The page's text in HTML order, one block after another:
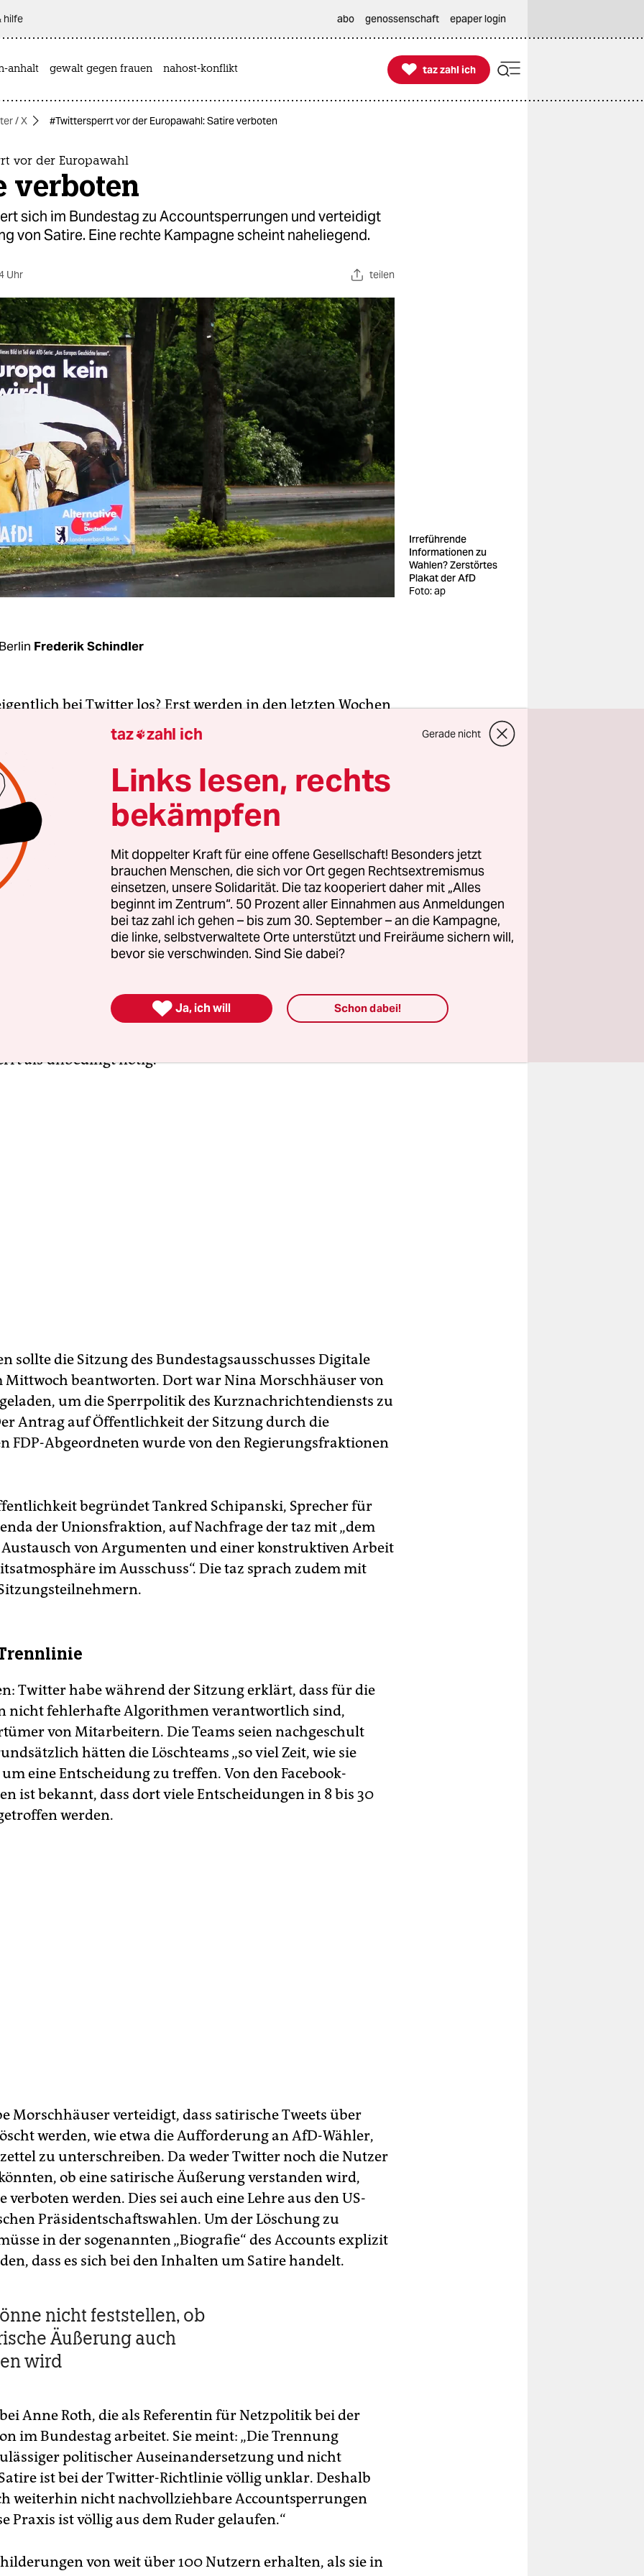
hilfe abo genossenschaft epaper login
anhalt gewalt gegen frauen nahost-konflikt 
taz zahl ich
taz zahl ich
/ X #Twittersperrt vor der Europawahl: Satire verboten
vor der Europawahl
verboten
sich im Bundestag zu Accountsperrungen und verteidigt
von Satire. Eine rechte Kampagne scheint naheliegend.
Uhr teilen
Irreführende
Informationen zu
Wahlen? Zerstörtes
Plakat der AfD
Foto: ap
Frederik Schindler
bei Twitter los? Erst werden in den letzten Wochen
Accounts vorübergehend gesperrt. Die
die SPD-Politikerin Sawsan Chebli und etliche andere
Informationen zu Wahlen“ verbreitet haben, die
geeignet seien. Nicht alle, aber viele der
haben einen kritischen Bezug zur AfD. Und dann
zu, dass „manchmal Fehler bei der
unserer Regeln“ gemacht würden. Wie diese Fehler
erklärt Twitter jedoch nicht.
Zurückzuführen sind die Sperrungen auf eine neue
dem seit dem 29. April vermeintliche Desinformationen
können. Twitter, Face­book und Google hatten kurz
zur Bekämpfung von Desinformation“ der EU-
unterzeichnet. Die Unternehmen wollen so einer
als unbedingt nötig.
sollte die Sitzung des Bundestagsausschusses Digitale
Mittwoch beantworten. Dort war Nina Morschhäuser von
um die Sperrpolitik des Kurznachrichtendiensts zu
Antrag auf Öffentlichkeit der Sitzung durch die
FDP-Abgeordneten wurde von den Regierungsfraktionen
begründet Tankred Schipanski, Sprecher für
der Unionsfraktion, auf Nachfrage der taz mit „dem
von Argumenten und einer konstruktiven Arbeit
im Ausschuss“. Die taz sprach zudem mit
Twitter habe während der Sitzung erklärt, dass für die
nicht fehlerhafte Algorithmen verantwortlich sind,
von Mitarbeitern. Die Teams seien nachgeschult
hätten die Löschteams „so viel Zeit, wie sie
eine Entscheidung zu treffen. Von den Facebook-
ist bekannt, dass dort viele Entscheidungen in 8 bis 30
werden.
Morschhäuser verteidigt, dass satirische Tweets über
werden, wie etwa die Aufforderung an AfD-Wähler,
zu unterschreiben. Da weder Twitter noch die Nutzer
ob eine satirische Äußerung verstanden wird,
verboten werden. Dies sei auch eine Lehre aus den US-
Präsidentschaftswahlen. Um der Löschung zu
in der sogenannten „Biografie“ des Accounts explizit
dass es sich bei den Inhalten um Satire handelt.
nicht feststellen, ob
Äußerung auch
wird
Anne Roth, die als Referentin für Netzpolitik bei der
im Bundestag arbeitet. Sie meint: „Die Trennung
politischer Auseinandersetzung und nicht
ist bei der Twitter-Richt­linie völlig unklar. Deshalb
weiterhin nicht nachvollziehbare Accountsperrungen
Praxis ist völlig aus dem Ruder gelaufen.“
von weit über 100 Nutzern erhalten, als sie in
taz zahl ich Gerade nicht
Links lesen, rechts
bekämpfen
Mit doppelter Kraft für eine offene Gesellschaft! Besonders jetzt
brauchen Menschen, die sich vor Ort gegen Rechtsextremismus
einsetzen, unsere Solidarität. Die taz kooperiert daher mit „Alles
beginnt im Zentrum“. 50 Prozent aller Einnahmen aus Anmeldungen
bei taz zahl ich gehen – bis zum 30. September – an die Kampagne,
die linke, selbstverwaltete Orte unterstützt und Freiräume sichern will,
bevor sie verschwinden. Sind Sie dabei?
 Ja, ich will Schon dabei!